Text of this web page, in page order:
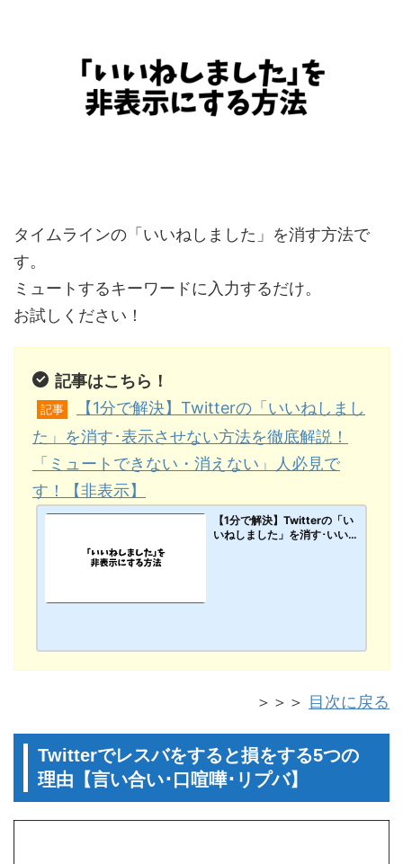
タイムラインの「いいねしました」を消す方法で
す。
ミュートするキーワードに入力するだけ。
お試しください！
記事はこちら！
記事
【1分で解決】Twitterの「いいねしまし
た」を消す･表示させない方法を徹底解説！
「ミュートできない・消えない」人必見で
す！【非表示】
【1分で解決】Twitterの「い
いねしました」を消す･いい
＞＞＞ 目次に戻る
Twitterでレスバをすると損をする5つの
理由【言い合い･口喧嘩･リプバ】